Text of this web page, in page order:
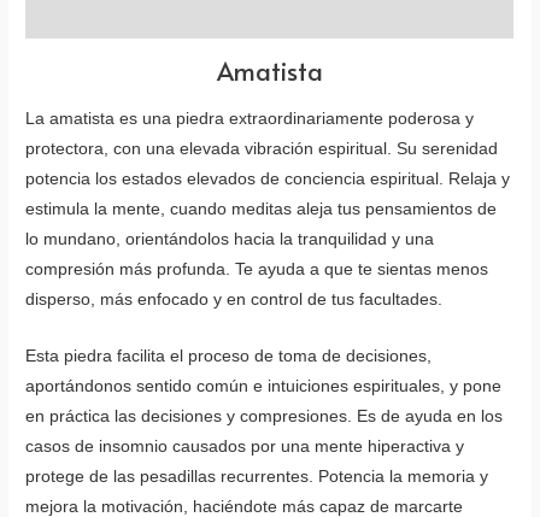
Amatista
La amatista es una piedra extraordinariamente poderosa y
protectora, con una elevada vibración espiritual. Su serenidad
potencia los estados elevados de conciencia espiritual. Relaja y
estimula la mente, cuando meditas aleja tus pensamientos de
lo mundano, orientándolos hacia la tranquilidad y una
compresión más profunda. Te ayuda a que te sientas menos
disperso, más enfocado y en control de tus facultades.
Esta piedra facilita el proceso de toma de decisiones,
aportándonos sentido común e intuiciones espirituales, y pone
en práctica las decisiones y compresiones. Es de ayuda en los
casos de insomnio causados por una mente hiperactiva y
protege de las pesadillas recurrentes. Potencia la memoria y
mejora la motivación, haciéndote más capaz de marcarte